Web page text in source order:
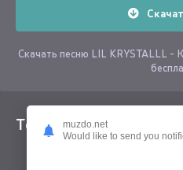
Скачать песню LIL KRYSTALLL -
Текст песни
muzdo.net
Would like to send you